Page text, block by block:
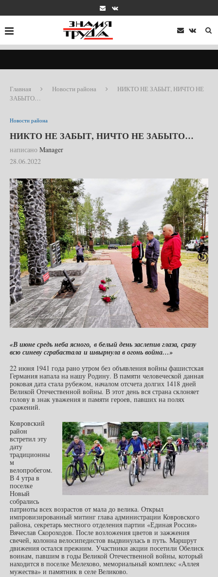
Главная Новости района
НИКТО НЕ ЗАБЫТ, НИЧТО НЕ
ЗАБЫТО…
Новости района
НИКТО НЕ ЗАБЫТ, НИЧТО НЕ ЗАБЫТО…
написано Manager
28.06.2022
«В июне средь неба ясного, в белый день заслепив глаза, сразу
всю синеву сграбастала и швырнула в огонь война…»
22 июня 1941 года рано утром без объявления войны фашистская
Германия напала на нашу Родину. В памяти человеческой данная
роковая дата стала рубежом, началом отсчета долгих 1418 дней
Великой Отечественной войны. В этот день вся страна склоняет
голову в знак уважения и памяти героев, павших на полях
сражений.
Ковровский
район
встретил эту
дату
традиционны
м
велопробегом.
В 4 утра в
поселке
Новый
собрались
патриоты всех возрастов от мала до велика. Открыл
импровизированный митинг глава администрации Ковровского
района, секретарь местного отделения партии «Единая Россия»
Вячеслав Скороходов. После возложения цветов и зажжения
свечей, колонна велосипедистов выдвинулась в путь. Маршрут
движения остался прежним. Участники акции посетили Обелиск
воинам, павшим в годы Великой Отечественной войны, который
находится в поселке Мелехово, мемориальный комплекс «Аллея
мужества» и памятник в селе Великово.